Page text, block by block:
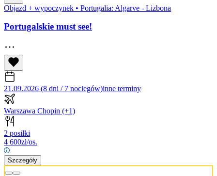
Objazd + wypoczynek • Portugalia: Algarve - Lizbona
Portugalskie must see!
21.09.2026 (8 dni / 7 noclegów)inne terminy
Warszawa Chopin (+1)
2 posiłki
4 600zł/os.
Szczegóły